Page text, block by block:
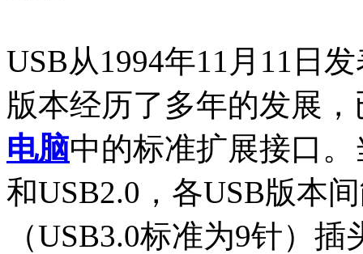
USB从1994年11月11日
版本经历了多年的发展
电脑中的标准扩展接口
和USB2.0，各USB版本
（USB3.0标准为9针）